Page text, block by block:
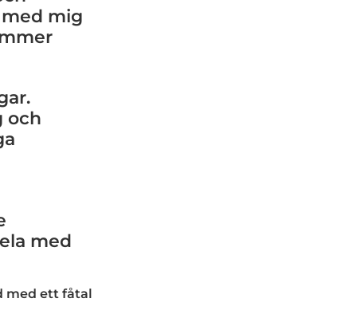
mig
och
med
med ett fåtal